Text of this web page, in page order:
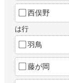
西俣野
は行
羽鳥
藤が岡